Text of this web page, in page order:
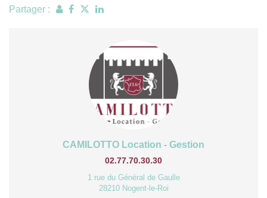
Partager :
CAMILOTTO Location - Gestion
02.77.70.30.30
1 rue du Général de Gaulle
28210 Nogent-le-Roi